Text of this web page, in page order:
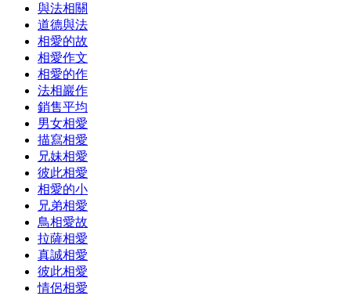
與法相關
道德與法
相愛的故
相愛作文
相愛的作
法相巖作
銷售平均
男女相愛
描寫相愛
兄妹相愛
彼此相愛
相愛的小
兄弟相愛
鳥相愛故
拉薩相愛
真誠相愛
彼此相愛
情侶相愛